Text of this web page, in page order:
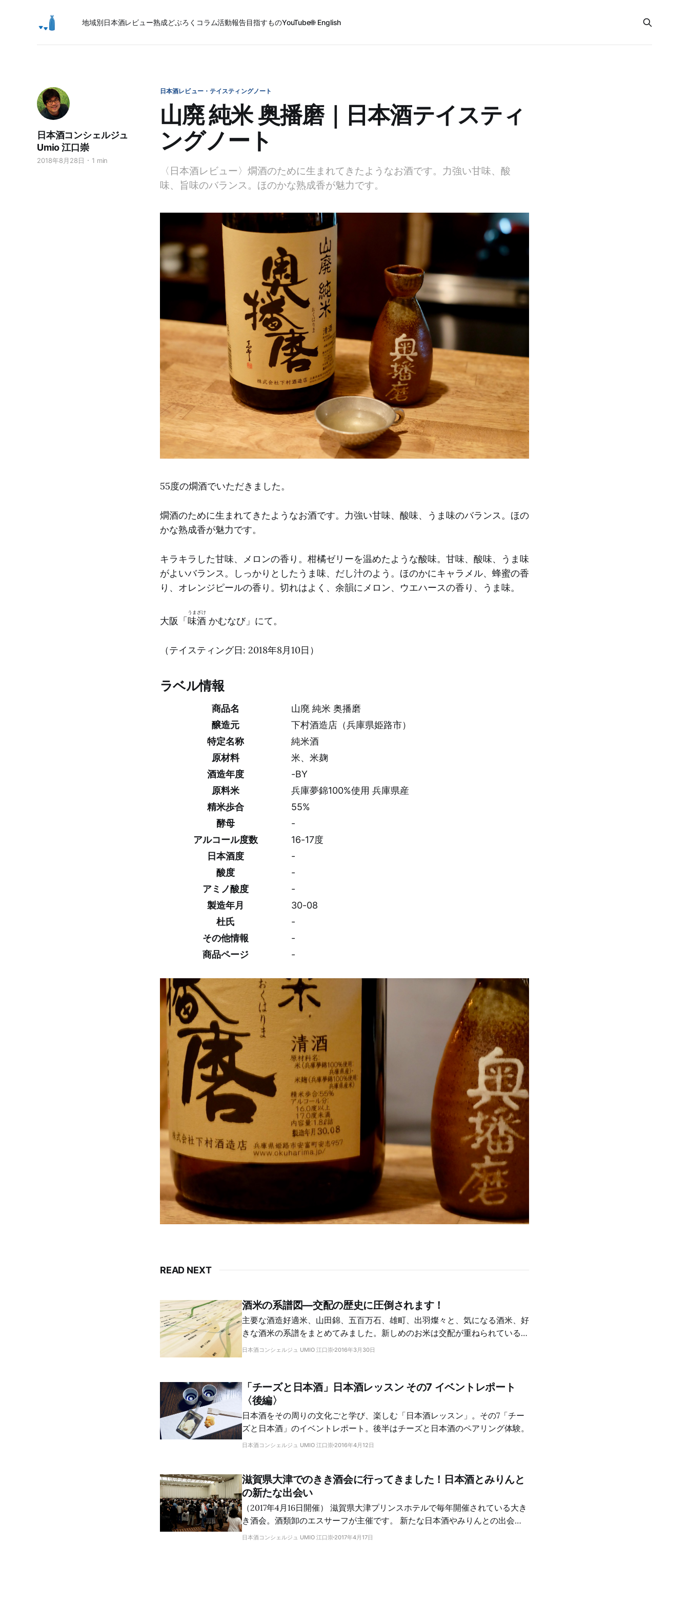
地域別日本酒レビュー熟成どぶろく コラム活動報告目指すものYouTube🌐 English
日本酒レビュー・テイスティングノート
山廃 純米 奥播磨｜日本酒テイスティ
ングノート
日本酒コンシェルジュ
Umio 江口崇
2018年8月28日 1 min
〈日本酒レビュー〉燗酒のために生まれてきたようなお酒です。力強い甘味、酸
味、旨味のバランス。ほのかな熟成香が魅力です。
55度の燗酒でいただきました。
燗酒のために生まれてきたようなお酒です。力強い甘味、酸味、うま味のバランス。ほの
かな熟成香が魅力です。
キラキラした甘味、メロンの香り。柑橘ゼリーを温めたような酸味。甘味、酸味、うま味
がよいバランス。しっかりとしたうま味、だし汁のよう。ほのかにキャラメル、蜂蜜の香
り、オレンジピールの香り。切れはよく、余韻にメロン、ウエハースの香り、うま味。
大阪「味酒
うまざけ
かむなび」にて。
（テイスティング日: 2018年8月10日）
ラベル情報
商品名
山廃 純米 奥播磨
醸造元
下村酒造店（兵庫県姫路市）
特定名称
純米酒
原材料
米、米麹
酒造年度
-BY
原料米
兵庫夢錦100%使用 兵庫県産
精米歩合
55%
酵母
-
アルコール度数
16-17度
日本酒度
-
酸度
-
アミノ酸度
-
製造年月
30-08
杜氏
-
その他情報
-
商品ページ
-
READ NEXT
酒米の系譜図―交配の歴史に圧倒されます！
主要な酒造好適米、山田錦、五百万石、雄町、出羽燦々と、気になる酒米、好
きな酒米の系譜をまとめてみました。新しめのお米は交配が重ねられているの
がわかります。意外なルーツもわかって楽しい！
日本酒コンシェルジュ UMIO 江口崇 2016年3月30日
「チーズと日本酒」日本酒レッスン その7 イベントレポート
〈後編〉
日本酒をその周りの文化ごと学び、楽しむ「日本酒レッスン」。その7「チー
ズと日本酒」のイベントレポート。後半はチーズと日本酒のペアリング体験。
日本酒コンシェルジュ UMIO 江口崇 2016年4月12日
滋賀県大津でのきき酒会に行ってきました！日本酒とみりんと
の新たな出会い
（2017年4月16日開催） 滋賀県大津プリンスホテルで毎年開催されている大き
き酒会。酒類卸のエスサーフが主催です。 新たな日本酒やみりんとの出会い
がありました。すべてのブースを回ることは叶わず。でも、いくつか深い体験
日本酒コンシェルジュ UMIO 江口崇 2017年4月17日